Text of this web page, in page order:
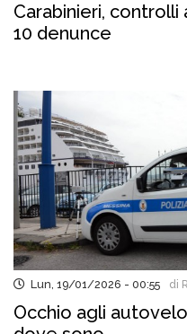
Carabinieri,
10 denunce
Lun, 19/01/2026 - 00:55 di
Occhio agli